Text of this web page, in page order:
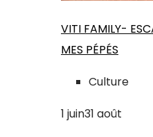
VITI FAMILY-
MES PÉPÉS
Culture
1 juin31 août